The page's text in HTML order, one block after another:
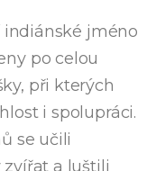
indiánské jméno
po celou
při kterých
i spolupráci.
se učili
a luštili